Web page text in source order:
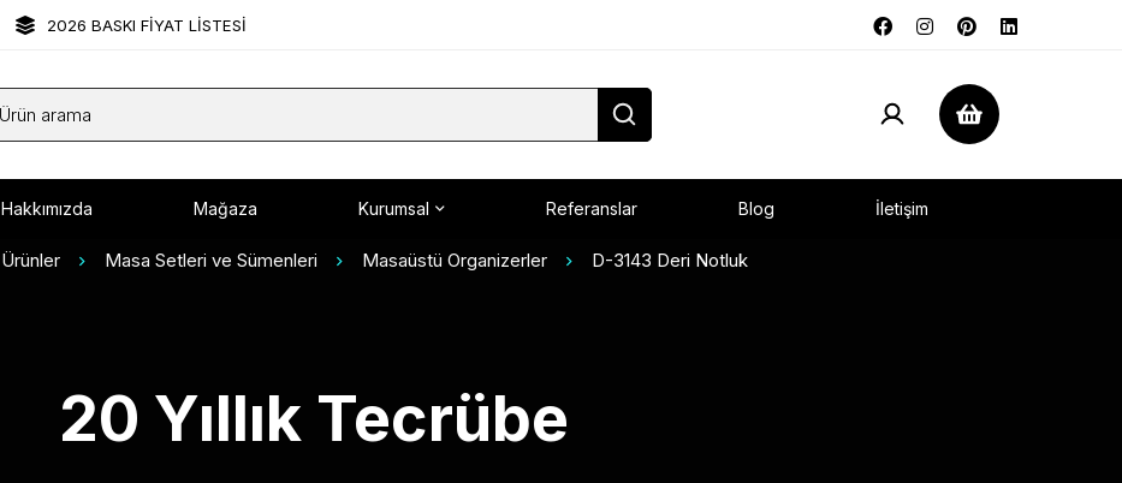
2026 BASKI FİYAT LİSTESİ
Hakkımızda Mağaza Kurumsal Referanslar Blog İletişim
Ürünler Masa Setleri ve Sümenleri Masaüstü Organizerler D-3143 Deri Notluk
20 Yıllık Tecrübe